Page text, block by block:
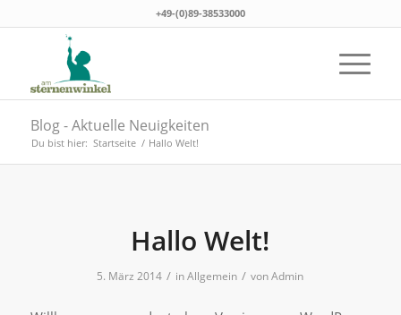
+49-(0)89-38533000
Blog - Aktuelle Neuigkeiten
Du bist hier: Startseite / Hallo Welt!
Hallo Welt!
5. März 2014 / inAllgemein / vonAdmin